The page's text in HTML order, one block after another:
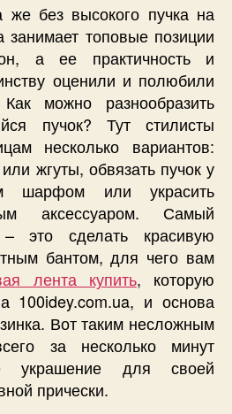
же без высокого пучка на
занимает топовые позиции
а ее практичность и
оценили и полюбили
можно разнообразить
пучок? Тут стилисты
несколько вариантов:
жгуты, обвязать пучок у
шарфом или украсить
аксессуаром. Самый
это сделать красивую
бантом, для чего вам
лента купить, которую
100idey.com.ua, и основа
Вот таким несложным
за несколько минут
украшение для своей
прически.